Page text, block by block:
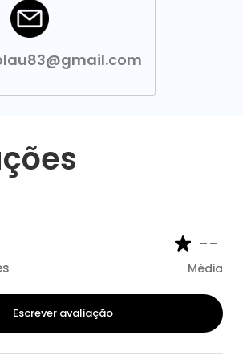
--
Média
Escrever avaliação